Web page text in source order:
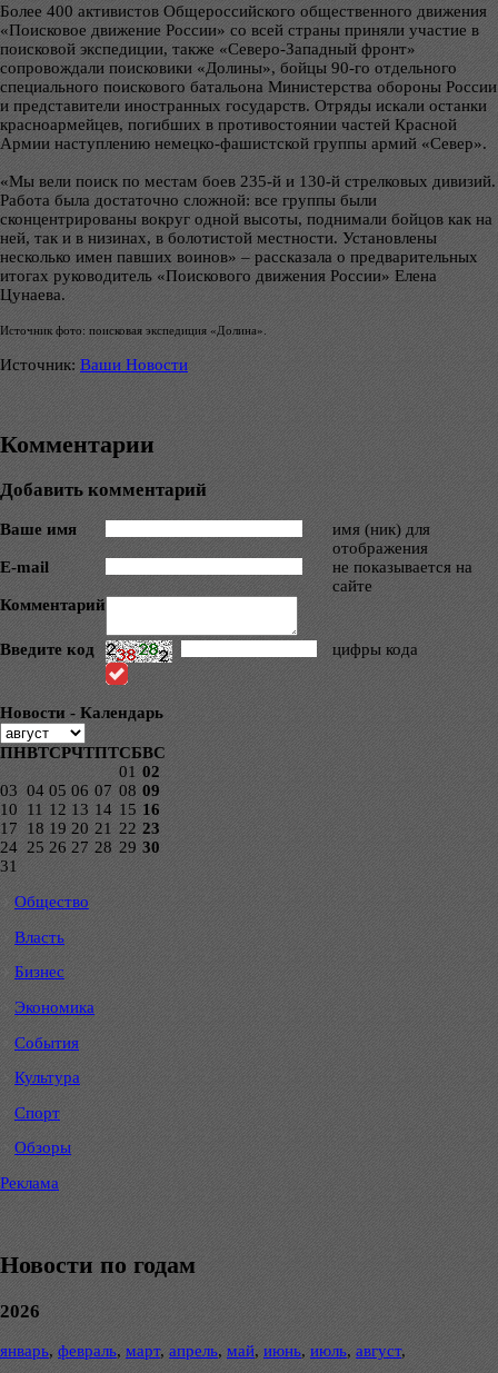
Более 400 активистов Общероссийского общественного движения
«Поисковое движение России» со всей страны приняли участие в
поисковой экспедиции, также «Северо-Западный фронт»
сопровождали поисковики «Долины», бойцы 90-го отдельного
специального поискового батальона Министерства обороны России
и представители иностранных государств. Отряды искали останки
красноармейцев, погибших в противостоянии частей Красной
Армии наступлению немецко-фашистской группы армий «Север».
«Мы вели поиск по местам боев 235-й и 130-й стрелковых дивизий.
Работа была достаточно сложной: все группы были
сконцентрированы вокруг одной высоты, поднимали бойцов как на
ней, так и в низинах, в болотистой местности. Установлены
несколько имен павших воинов» – рассказала о предварительных
итогах руководитель «Поискового движения России» Елена
Цунаева.
Источник фото: поисковая экспедиция «Долина».
Источник: Ваши Новости
Комментарии
Добавить комментарий
Ваше имя
имя (ник) для
отображения
E-mail
не показывается на
сайте
Комментарий
Введите код цифры кода
Новости - Календарь
ПНВТСРЧТПТСБВС
01 02
03 04 05 06 07 08 09
10
11 12 13 14 15 16
17
18 19 20 21 22 23
24 25 26 27 28 29 30
31
Общество
Власть
Бизнес
Экономика
События
Культура
Спорт
Обзоры
Реклама
Новости по годам
2026
январь, февраль, март, апрель, май, июнь, июль, август,